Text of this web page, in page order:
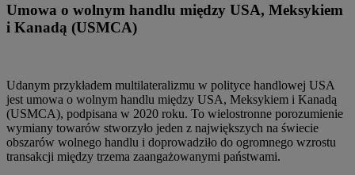
Umowa o wolnym handlu między USA, Meksykiem
i Kanadą (USMCA)
Udanym przykładem multilateralizmu w polityce handlowej USA
jest umowa o wolnym handlu między USA, Meksykiem i Kanadą
(USMCA), podpisana w 2020 roku. To wielostronne porozumienie
wymiany towarów stworzyło jeden z największych na świecie
obszarów wolnego handlu i doprowadziło do ogromnego wzrostu
transakcji między trzema zaangażowanymi państwami.